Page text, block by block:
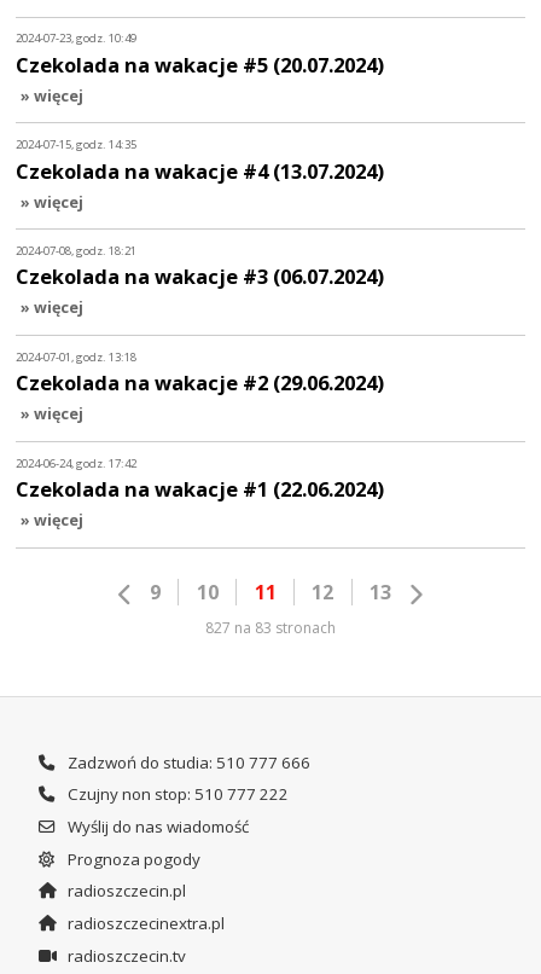
2024-07-23, godz. 10:49
Czekolada na wakacje #5 (20.07.2024)
» więcej
2024-07-15, godz. 14:35
Czekolada na wakacje #4 (13.07.2024)
» więcej
2024-07-08, godz. 18:21
Czekolada na wakacje #3 (06.07.2024)
» więcej
2024-07-01, godz. 13:18
Czekolada na wakacje #2 (29.06.2024)
» więcej
2024-06-24, godz. 17:42
Czekolada na wakacje #1 (22.06.2024)
» więcej
9 10 11 12 13
827 na 83 stronach
Zadzwoń do studia: 510 777 666
Czujny non stop: 510 777 222
Wyślij do nas wiadomość
Prognoza pogody
radioszczecin.pl
radioszczecinextra.pl
radioszczecin.tv